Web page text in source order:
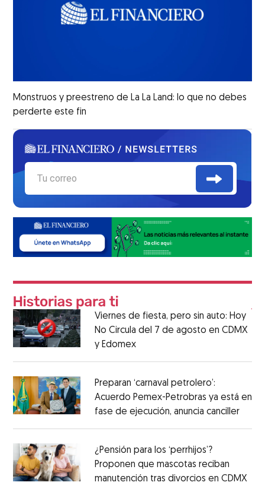
Monstruos y preestreno de La La Land: lo que no debes
perderte este fin
Viernes de fiesta, pero sin auto: Hoy
No Circula del 7 de agosto en CDMX
y Edomex
Preparan ‘carnaval petrolero’:
Acuerdo Pemex-Petrobras ya está en
fase de ejecución, anuncia canciller
¿Pensión para los ‘perrhijos’?
Proponen que mascotas reciban
manutención tras divorcios en CDMX